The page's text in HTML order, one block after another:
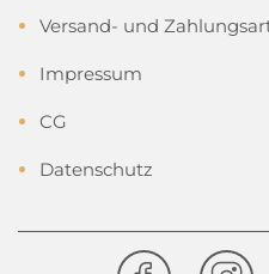
Versand- und
Impressum
CG
Datenschutz